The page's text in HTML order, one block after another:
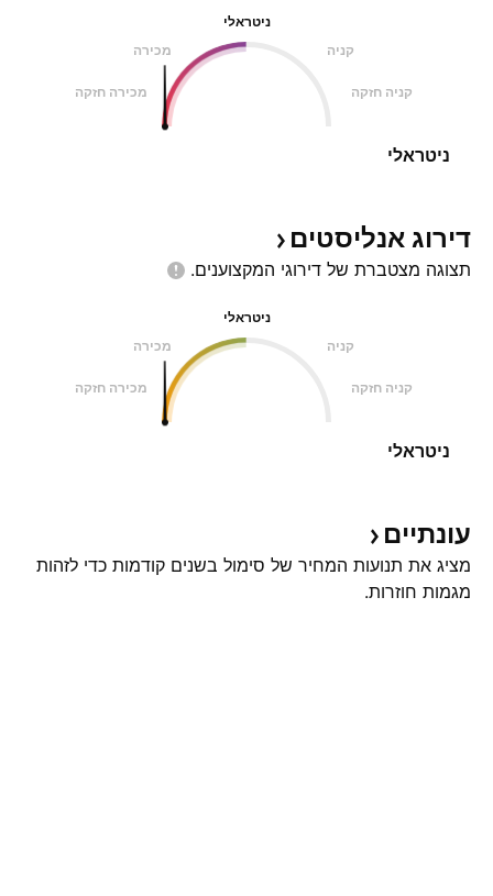
ניטראלי
מכירה
קניה
מכירה חזקה קניה חזקה
ניטראלי
דירוג אנליסטים
תצוגה מצטברת של דירוגי המקצוענים.
ניטראלי
מכירה
קניה
מכירה חזקה קניה חזקה
ניטראלי
עונתיים
מציג את תנועות המחיר של סימול בשנים קודמות כדי לזהות
מגמות חוזרות.